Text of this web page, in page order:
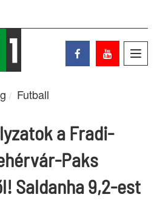
Futball
a Fradi-
Paks
Saldanha 9,2-est